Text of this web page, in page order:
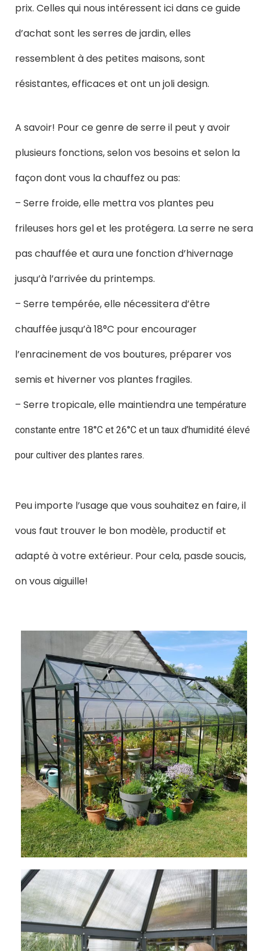
prix. Celles qui nous intéressent ici dans ce guide
d’achat sont les serres de jardin, elles
ressemblent à des petites maisons, sont
résistantes, efficaces et ont un joli design.
A savoir! Pour ce genre de serre il peut y avoir
plusieurs fonctions, selon vos besoins et selon la
façon dont vous la chauffez ou pas:
– Serre froide, elle mettra vos plantes peu
frileuses hors gel et les protégera. La serre ne sera
pas chauffée et aura une fonction d’hivernage
jusqu’à l’arrivée du printemps.
– Serre tempérée, elle nécessitera d’être
chauffée jusqu’à 18°C pour encourager
l’enracinement de vos boutures, préparer vos
semis et hiverner vos plantes fragiles.
– Serre tropicale, elle maintiendra une température
constante entre 18°C et 26°C et un taux d’humidité élevé
pour cultiver des plantes rares.
Peu importe l’usage que vous souhaitez en faire, il
vous faut trouver le bon modèle, productif et
adapté à votre extérieur. Pour cela, pasde soucis,
on vous aiguille!